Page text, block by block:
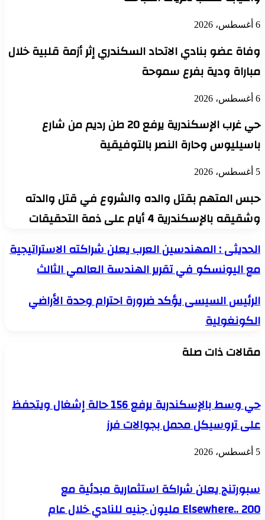
6 أغسطس، 2026
وفاة عضو بنادي الاتحاد السكندري إثر أزمة قلبية خلال
مباراة ودية بفرع سموحة
6 أغسطس، 2026
حي غرب الإسكندرية يرفع 20 طن رديم من شارع
باسيليوس وحارة النصر بالتوفيقية
5 أغسطس، 2026
حبس المتهم بقتل والده والشروع في قتل والدته
وشقيقه بالإسكندرية 4 أيام على ذمة التحقيقات
الحديثى
:
المهندسين
العرب
شراكته
مع
في
تقرير
الحديثى : المهندسين العرب يعلن شراكته الاستراتيجية
مع اليونسكو في تقرير الهندسة العالمي الثالث
الرئيس
السيسى
يؤكد
ضرورة
وحدة
الرئيس السيسى يؤكد ضرورة احترام وحدة الأراضي
الكونغولية
مقالات ذات صلة
حي وسط بالإسكندرية يرفع 156 حالة إشغال ويتحفظ
على تروسيكل محمل بجوالات فرز
5 أغسطس، 2026
سبورتنج يعلن شراكة استثمارية مبدئية مع
Elsewhere.. 200 مليون جنيه للنادي خلال عام